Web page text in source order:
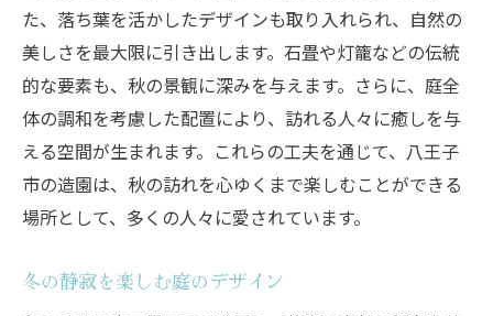
た、落ち葉を活かしたデザインも取り入れられ、自然の
美しさを最大限に引き出します。石畳や灯籠などの伝統
的な要素も、秋の景観に深みを与えます。さらに、庭全
体の調和を考慮した配置により、訪れる人々に癒しを与
える空間が生まれます。これらの工夫を通じて、八王子
市の造園は、秋の訪れを心ゆくまで楽しむことができる
場所として、多くの人々に愛されています。
冬の静寂を楽しむ庭のデザイン